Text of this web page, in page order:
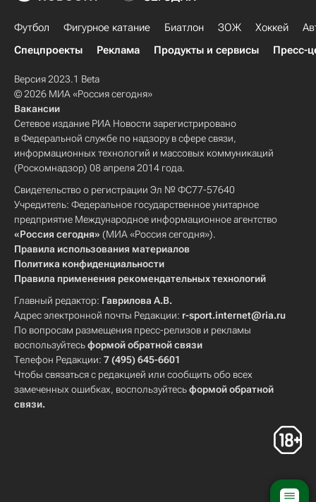
Футбол Фигурное катание Биатлон ЗОЖ Хоккей
Спецпроекты
Реклама Продукты и сервисы Пресс-
Версия 2023.1 Beta
© 2026 МИА «Россия сегодня»
Вакансии
Сетевое издание РИА Новости зарегистрировано
в Федеральной службе по надзору в сфере связи,
информационных технологий и массовых коммуникаций
(Роскомнадзор) 08 апреля 2014 года.
Свидетельство о регистрации Эл № ФС77-57640
Учредитель: Федеральное государственное унитарное
предприятие Международное информационное агентство
«Россия сегодня» (МИА «Россия сегодня»).
Правила использования материалов
Политика конфиденциальности
Правила применения рекомендательных технологий
Главный редактор: Гаврилова А.В.
Адрес электронной почты Редакции: r-sport.internet@ria.ru
По вопросам размещения пресс-релизов и рекламы
воспользуйтесьформой обратной связи
Телефон Редакции: 7 (495) 645-6601
Чтобы связаться с редакцией или сообщить обо всех
замеченных ошибках, воспользуйтесьформой обратной
связи.